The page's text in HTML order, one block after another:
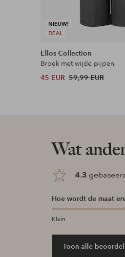
NIEUW!
DEAL
Ellos Collection
Broek met wijde pijpen
45 EUR 59,99 EUR
Wat
4.3
Hoe wordt de maat
Klein
Toon alle